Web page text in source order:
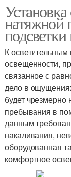
натяжной
К
освещенности,
связанное с
дело в
будет чрезмерно
пребывания в
данным
накаливания,
оборудованная
комфортное